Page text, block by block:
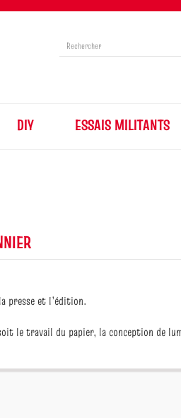
DIY ESSAIS MILITANTS
presse et l’édition.
le travail du papier, la conception de